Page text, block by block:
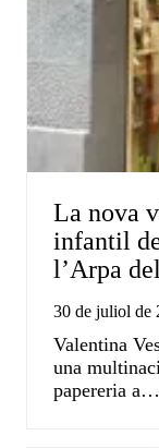
La nova
infantil
l’Arpa
30 de juliol de
Valentina
una
papereria a…